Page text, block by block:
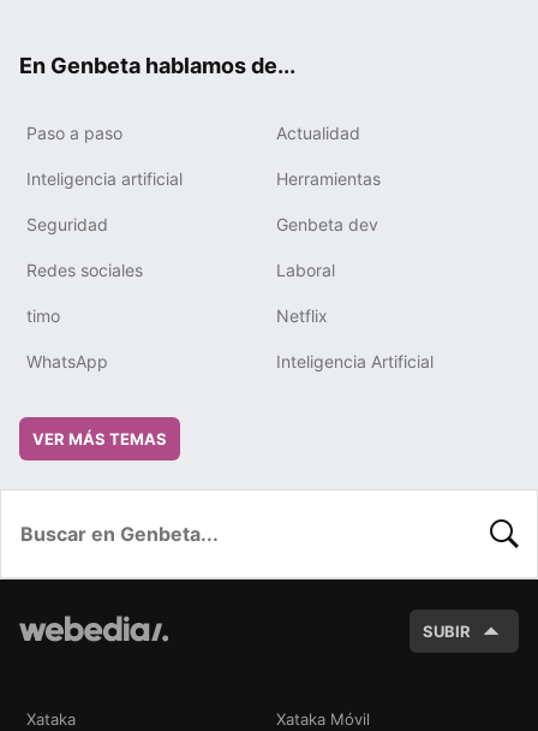
En Genbeta hablamos de...
Paso a paso Actualidad
Inteligencia artificial Herramientas
Seguridad Genbeta dev
Redes sociales Laboral
timo Netflix
WhatsApp Inteligencia Artificial
VER MÁS TEMAS
SUBIR
Xataka Xataka Móvil